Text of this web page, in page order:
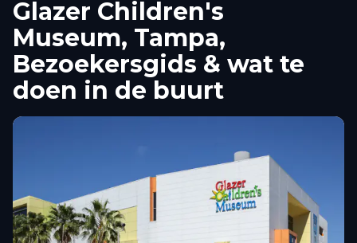
Glazer Children's
Museum, Tampa,
Bezoekersgids & wat te
doen in de buurt